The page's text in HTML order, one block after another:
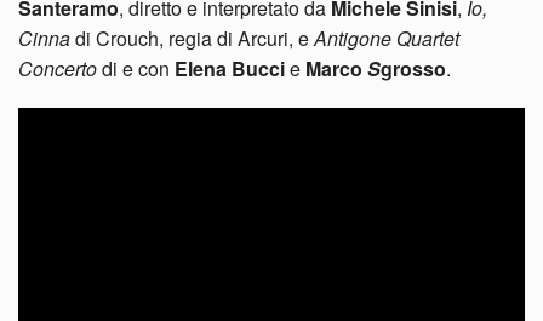
Santeramo, diretto e interpretato da Michele Sinisi, Io,
Cinnadi Crouch, regia di Arcuri, eAntigone Quartet
Concertodi e con Elena Buccie Marco Sgrosso.